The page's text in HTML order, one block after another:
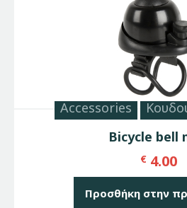
Accessories
Bicycle bell
€ 4.00
Προσθήκη στην